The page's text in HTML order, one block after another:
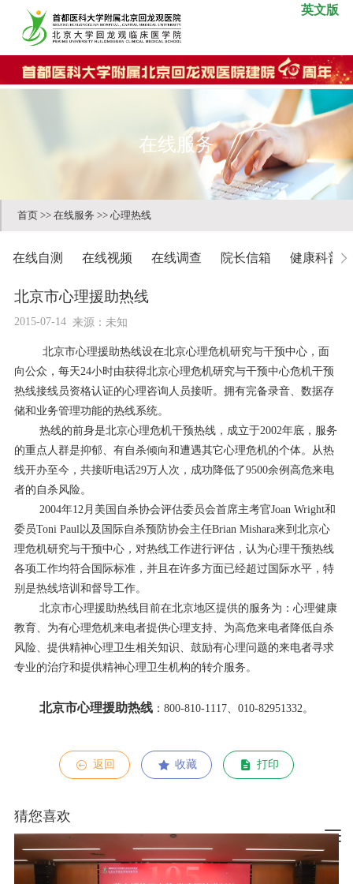
英文版
在线服务
在线自测 在线视频 在线调查 院长信箱 健康科普
首页 >> 在线服务 >> 心理热线
北京市心理援助热线
2015-07-14 来源：未知
北京市心理援助热线设在北京心理危机研究与干预中心，面
向公众，每天24小时由获得北京心理危机研究与干预中心危机干预
热线接线员资格认证的心理咨询人员接听。拥有完备录音、数据存
储和业务管理功能的热线系统。
热线的前身是北京心理危机干预热线，成立于2002年底，服务
的重点人群是抑郁、有自杀倾向和遭遇其它心理危机的个体。从热
线开办至今，共接听电话29万人次，成功降低了9500余例高危来电
者的自杀风险。
2004年12月美国自杀协会评估委员会首席主考官Joan Wright和
委员Toni Paul以及国际自杀预防协会主任Brian Mishara来到北京心
理危机研究与干预中心，对热线工作进行评估，认为心理干预热线
各项工作均符合国际标准，并且在许多方面已经超过国际水平，特
别是热线培训和督导工作。
北京市心理援助热线目前在北京地区提供的服务为：心理健康
教育、为有心理危机来电者提供心理支持、为高危来电者降低自杀
风险、提供精神心理卫生相关知识、鼓励有心理问题的来电者寻求
专业的治疗和提供精神心理卫生机构的转介服务。
北京市心理援助热线：800-810-1117、010-82951332。
返回 收藏 打印
猜您喜欢